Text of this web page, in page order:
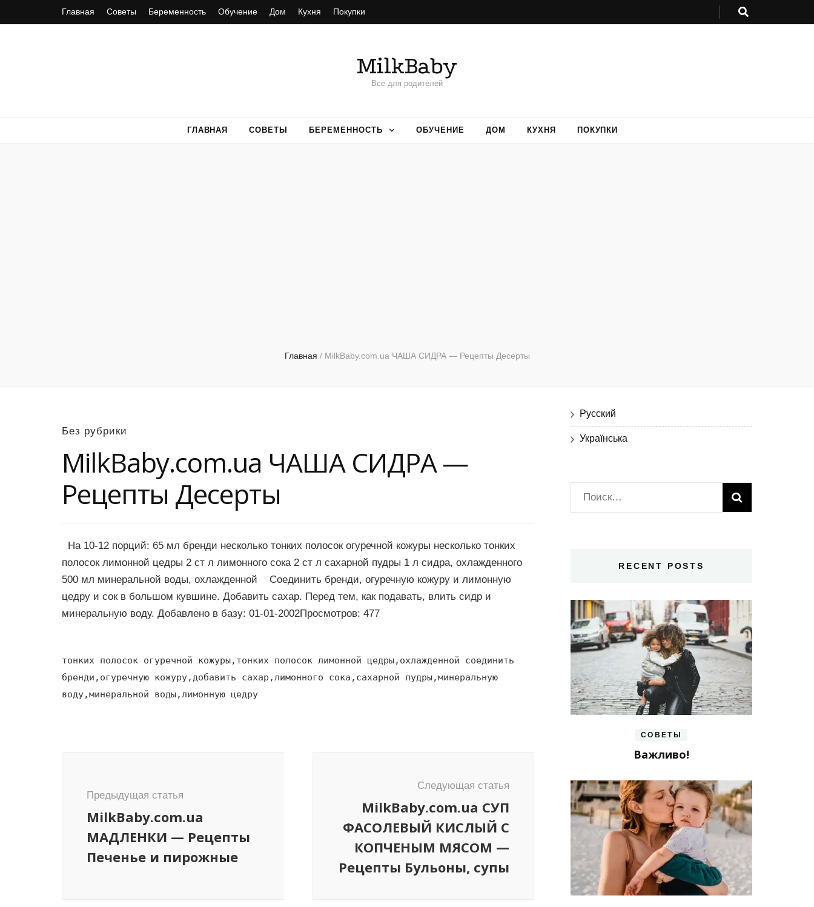
Главная Советы Беременность Обучение Дом Кухня Покупки
MilkBaby
Все для родителей
ГЛАВНАЯ СОВЕТЫ БЕРЕМЕННОСТЬ ОБУЧЕНИЕ ДОМ КУХНЯ ПОКУПКИ
Главная / MilkBaby.com.ua ЧАША СИДРА — Рецепты Десерты
Без рубрики
MilkBaby.com.ua ЧАША СИДРА —
Рецепты Десерты
На 10-12 порций: 65 мл бренди несколько тонких полосок огуречной кожуры несколько тонких
полосок лимонной цедры 2 ст л лимонного сока 2 ст л сахарной пудры 1 л сидра, охлажденного
500 мл минеральной воды, охлажденной Соединить бренди, огуречную кожуру и лимонную
цедру и сок в большом кувшине. Добавить сахар. Перед тем, как подавать, влить сидр и
минеральную воду. Добавлено в базу: 01-01-2002Просмотров: 477
тонких полосок огуречной кожуры,тонких полосок лимонной цедры,охлажденной соединить
бренди,огуречную кожуру,добавить сахар,лимонного сока,сахарной пудры,минеральную
воду,минеральной воды,лимонную цедру
записям
Предыдущая статья
MilkBaby.com.ua
МАДЛЕНКИ — Рецепты
Печенье и пирожные
Следующая статья
MilkBaby.com.ua СУП
ФАСОЛЕВЫЙ КИСЛЫЙ С
КОПЧЕНЫМ МЯСОМ —
Рецепты Бульоны, супы
Русский
Українська
Найти:
RECENT POSTS
СОВЕТЫ
Важливо!